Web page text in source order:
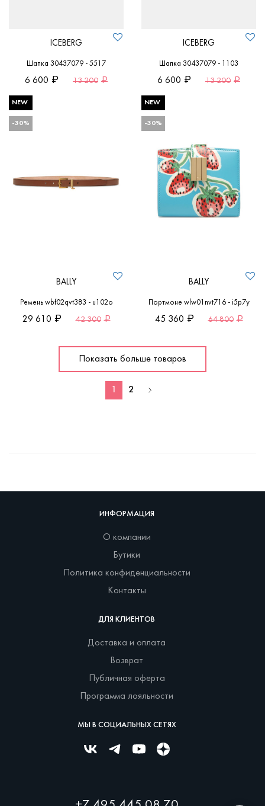
ICEBERG
Шапка 30437079 - 5517
6 600 13 200
ICEBERG
Шапка 30437079 - 1103
6 600 13 200
NEW
-30%
BALLY
Ремень wbf02qvt383 - u102o
29 610 42 300
NEW
-30%
BALLY
Портмоне wlw01nvt716 - i5p7y
45 360 64 800
Показать больше товаров
1 2
ИНФОРМАЦИЯ
О компании
Бутики
Политика конфиденциальности
Контакты
ДЛЯ КЛИЕНТОВ
Доставка и оплата
Возврат
Публичная оферта
Программа лояльности
МЫ В СОЦИАЛЬНЫХ СЕТЯХ